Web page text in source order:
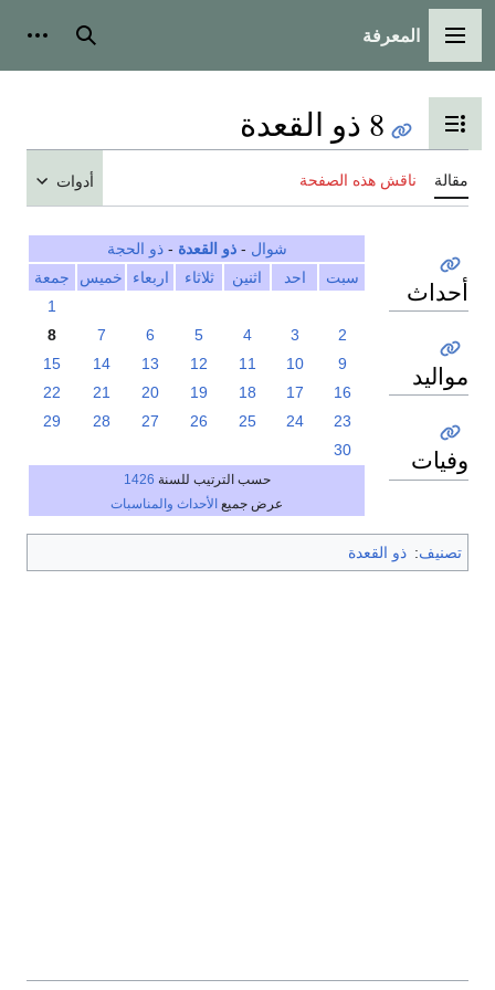
القائمة الرئيسية
المعرفة بحث
تبديل عرض جدول المحتويات
8 ذو القعدة
مقالة ناقش هذه الصفحة أدوات
شوال -ذو القعدة -ذو الحجة
سبت
احد اثنين ثلاثاء اربعاء خميس
جمعة
1
2
3
4
5
6
7
8
9
10
11
12
13
14
15
16
17
18
19
20
21
22
23
24
25
26
27
28
29
30
حسب الترتيب للسنة 1426
عرض جميع الأحداث والمناسبات
أحداث
مواليد
وفيات
تصنيف: ذو القعدة